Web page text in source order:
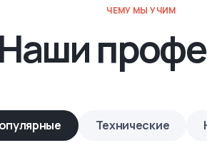
ЧЕМУ МЫ УЧИМ
Наши
Технические